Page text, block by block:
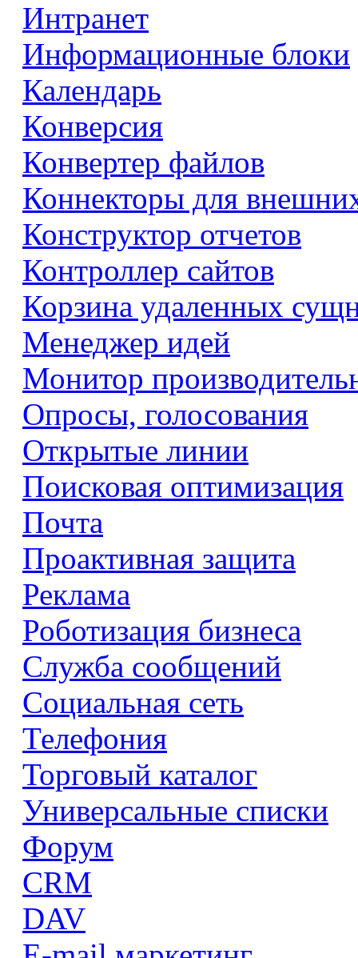
Интранет
Информационные блоки
Календарь
Конверсия
Конвертер файлов
Коннекторы для
Конструктор отчетов
Контроллер сайтов
Корзина удаленных
Менеджер идей
Монитор
Опросы, голосования
Открытые линии
Поисковая оптимизация
Почта
Проактивная защита
Реклама
Роботизация бизнеса
Служба сообщений
Социальная сеть
Телефония
Торговый каталог
Универсальные списки
Форум
CRM
DAV